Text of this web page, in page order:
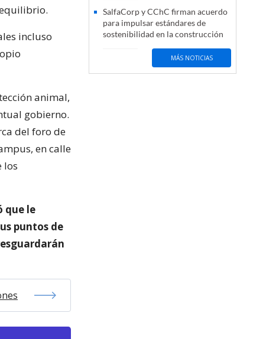
incluso
animal,
gobierno.
del foro de
en calle
los
que le
puntos de
SalfaCorp y CChC firman acuerdo
para impulsar estándares de
sostenibilidad en la construcción
MÁS NOTICIAS